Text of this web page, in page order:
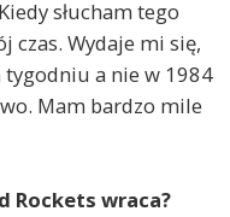
słucham tego
czas. Wydaje mi się,
tygodniu a nie w 1984
Mam bardzo mile
Rockets wraca?